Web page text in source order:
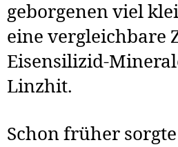
geborgenen viel
eine vergleichbare
Eisensilizid-
Linzhit.
Schon früher